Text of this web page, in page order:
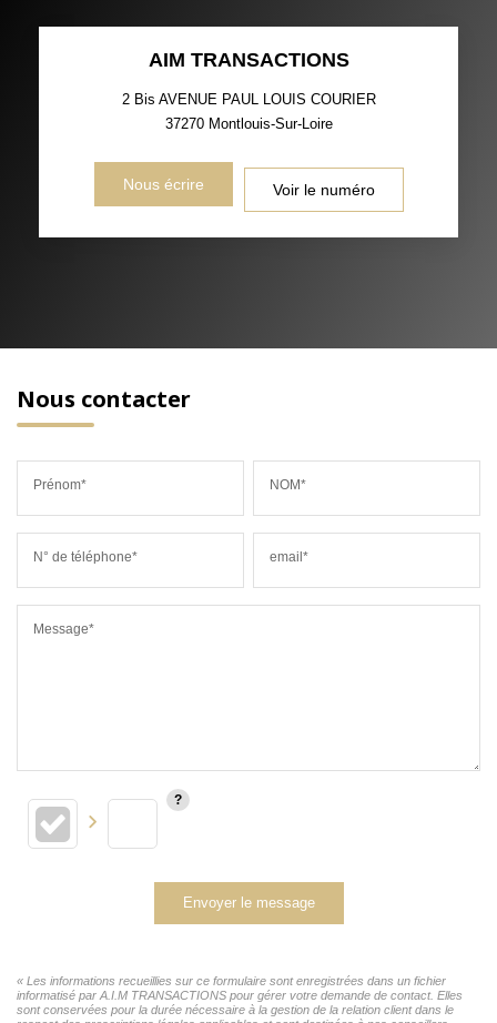
AIM TRANSACTIONS
2 Bis AVENUE PAUL LOUIS COURIER
37270 Montlouis-Sur-Loire
Nous écrire Voir le numéro
Nous contacter
Prénom* NOM*
N° de téléphone* email*
Message*
Envoyer le message
« Les informations recueillies sur ce formulaire sont enregistrées dans un fichier
informatisé par A.I.M TRANSACTIONS pour gérer votre demande de contact. Elles
sont conservées pour la durée nécessaire à la gestion de la relation client dans le